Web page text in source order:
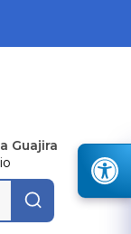
Guajira